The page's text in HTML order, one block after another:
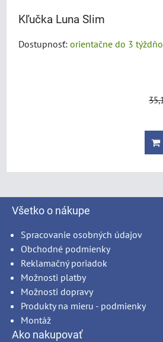
Kľučka Luna Slim
Dostupnosť: orientačne do 3
Všetko o nákupe
Spracovanie osobných údajov
Obchodné podmienky
Reklamačný poriadok
Možnosti platby
Možnosti dopravy
Produkty na mieru - podmienky
Montáž
Ako nakupovať